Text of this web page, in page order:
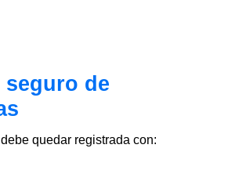
de
quedar registrada con: